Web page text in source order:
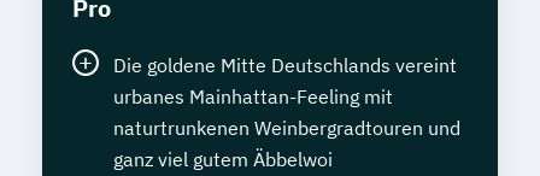
Geprüfte/r Technische/r Fachwirt/in (IHK)
Geprüfte/r Tourismusfachwirt/in (IHK)
Geprüfte/r Umwelt- und
Klimaschutzmanager/in
Geprüfte/r Web Application Developer/in
Pro
Die goldene Mitte Deutschlands vereint
urbanes Mainhattan-Feeling mit
naturtrunkenen Weinbergradtouren und
ganz viel gutem Äbbelwoi